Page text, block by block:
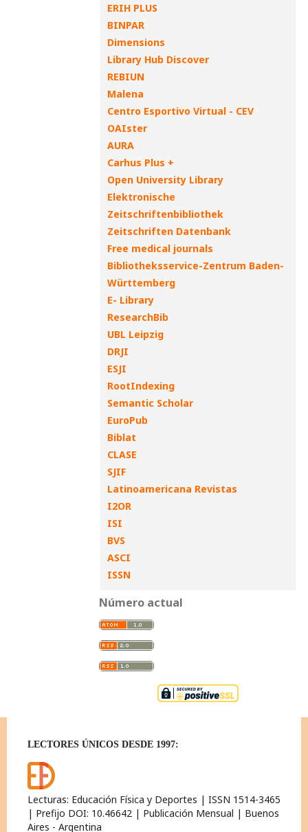
ERIH PLUS
BINPAR
Dimensions
Library Hub Discover
REBIUN
Malena
Centro Esportivo Virtual - CEV
OAIster
AURA
Carhus Plus +
Open University Library
Elektronische
Zeitschriftenbibliothek
Zeitschriften Datenbank
Free medical journals
Bibliotheksservice-Zentrum Baden-
Württemberg
E- Library
ResearchBib
UBL Leipzig
DRJI
ESJI
RootIndexing
Semantic Scholar
EuroPub
Biblat
CLASE
SJIF
Latinoamericana Revistas
I2OR
ISI
BVS
ASCI
ISSN
Número actual
LECTORES ÚNICOS DESDE 1997:
Lecturas: Educación Física y Deportes | ISSN 1514-3465
| Prefijo DOI: 10.46642 | Publicación Mensual | Buenos
Aires - Argentina